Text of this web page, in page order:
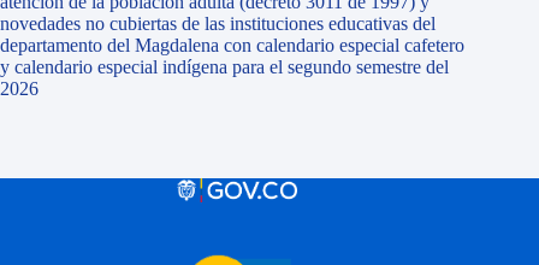
novedades no cubiertas de las instituciones educativas del
departamento del Magdalena con calendario especial cafetero
y calendario especial indígena para el segundo semestre del
2026